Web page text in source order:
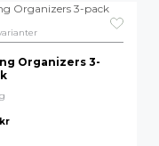
Organizers 3-
kr